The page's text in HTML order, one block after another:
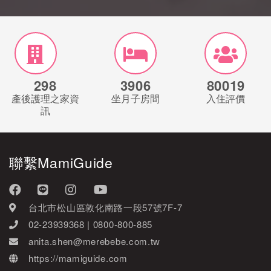
298
產後護理之家資
訊
3906
坐月子房間
80019
入住評價
聯繫MamiGuide
台北市松山區敦化南路一段57號7F-7
02-23939368 | 0800-800-885
anita.shen@merebebe.com.tw
https://mamiguide.com